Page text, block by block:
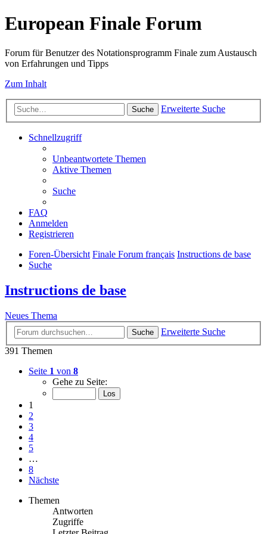
European Finale Forum
Forum für Benutzer des Notationsprogramm Finale zum Austausch
von Erfahrungen und Tipps
Zum Inhalt
Suche Erweiterte Suche
Schnellzugriff
Unbeantwortete Themen
Aktive Themen
Suche
FAQ
Anmelden
Registrieren
Foren-Übersicht Finale Forum français Instructions de base
Suche
Instructions de base
Neues Thema
Suche
Erweiterte Suche
391 Themen
Seite 1 von 8
Gehe zu Seite:
1
2
3
4
5
…
8
Nächste
Themen
Antworten
Zugriffe